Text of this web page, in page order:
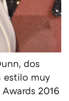
dos
estilo muy
2016